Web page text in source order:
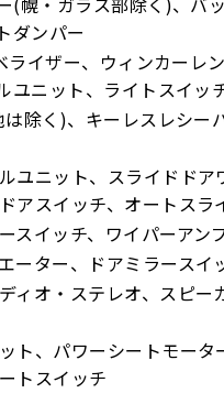
ダンパー
イザー、ウィンカーレ
ユニット、ライトスイッ
除く)、キーレスレシ
ユニット、スライドド
アスイッチ、オートスラ
スイッチ、ワイパーア
ーター、ドアミラースイ
ィオ・ステレオ、スピ
ト、パワーシートモー
トスイッチ